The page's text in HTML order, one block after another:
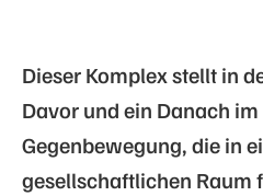
Dieser Komplex stellt in
Davor und ein Danach
Gegenbewegung, die in
gesellschaftlichen Raum